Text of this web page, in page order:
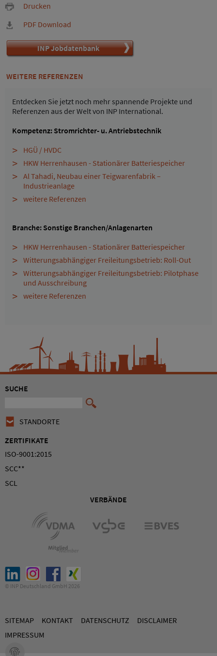
Drucken
PDF Download
INP Jobdatenbank
WEITERE REFERENZEN
Entdecken Sie jetzt noch mehr spannende Projekte und
Referenzen aus der Welt von INP International.
Kompetenz: Stromrichter- u. Antriebstechnik
HGÜ / HVDC
HKW Herrenhausen - Stationärer Batteriespeicher
Al Tahadi, Neubau einer Teigwarenfabrik –
Industrieanlage
weitere Referenzen
Branche: Sonstige Branchen/Anlagenarten
HKW Herrenhausen - Stationärer Batteriespeicher
Witterungsabhängiger Freileitungsbetrieb: Roll-Out
Witterungsabhängiger Freileitungsbetrieb: Pilotphase
und Ausschreibung
weitere Referenzen
SUCHE
STANDORTE
ZERTIFIKATE
ISO-9001:2015
SCC**
SCL
VERBÄNDE
© INP Deutschland GmbH 2026
SITEMAP KONTAKT DATENSCHUTZ
DISCLAIMER
IMPRESSUM